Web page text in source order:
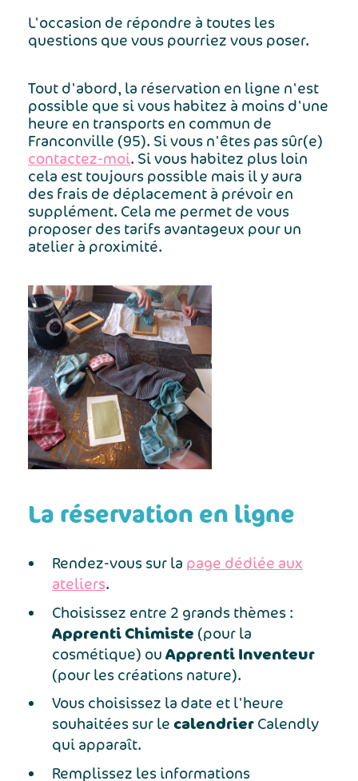
L'occasion de répondre à toutes les
questions que vous pourriez vous poser.
Tout d'abord, la réservation en ligne n'est
possible que si vous habitez à moins d'une
heure en transports en commun de
Franconville (95). Si vous n'êtes pas sûr(e)
contactez-moi. Si vous habitez plus loin
cela est toujours possible mais il y aura
des frais de déplacement à prévoir en
supplément. Cela me permet de vous
proposer des tarifs avantageux pour un
atelier à proximité.
La réservation en ligne
Rendez-vous sur la page dédiée aux
ateliers.
Choisissez entre 2 grands thèmes :
Apprenti Chimiste (pour la
cosmétique) ou Apprenti Inventeur
(pour les créations nature).
Vous choisissez la date et l'heure
souhaitées sur le calendrier Calendly
qui apparaît.
Remplissez les informations